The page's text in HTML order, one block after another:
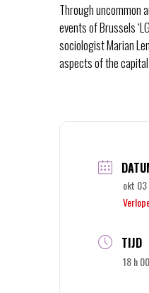
Through uncommon
events of Brussels
sociologist Marian
aspects of the
okt
TIJD
18 h